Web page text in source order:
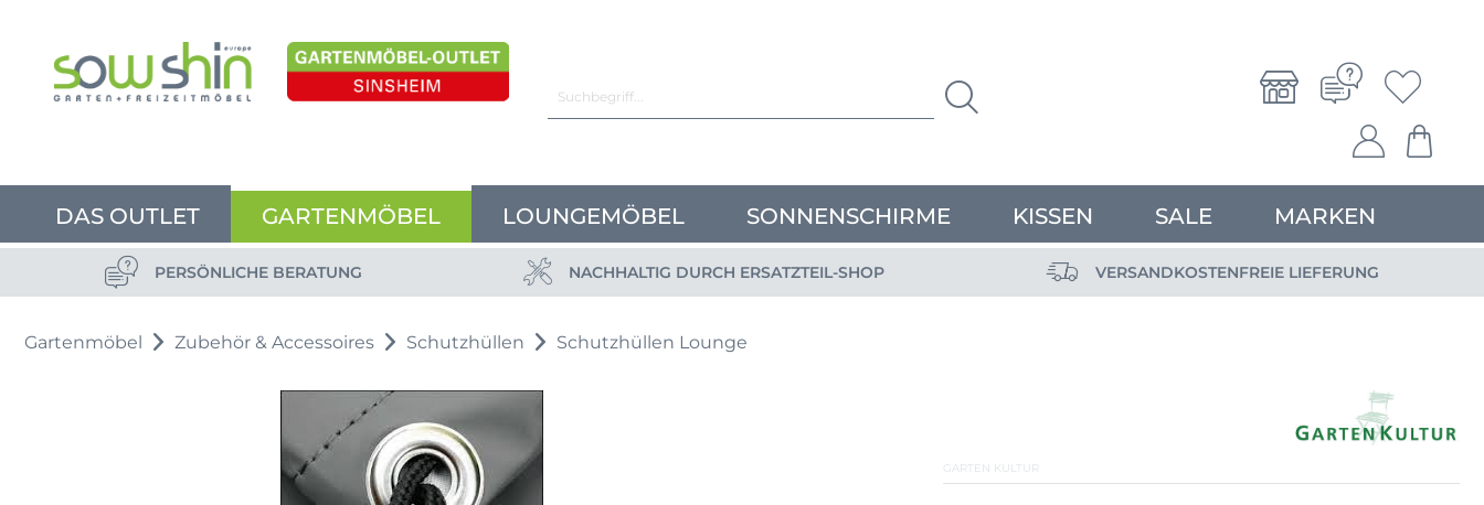
DAS OUTLET GARTENMÖBEL LOUNGEMÖBEL SONNENSCHIRME KISSEN SALE MARKEN
PERSÖNLICHE BERATUNG NACHHALTIG DURCH ERSATZTEIL-SHOP VERSANDKOSTENFREIE LIEFERUNG
Gartenmöbel Zubehör & Accessoires Schutzhüllen Schutzhüllen Lounge
GARTEN KULTUR